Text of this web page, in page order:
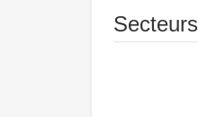
Secteurs